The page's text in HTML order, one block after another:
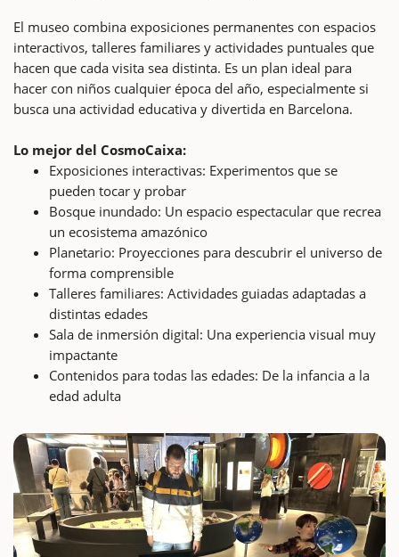
El museo combina exposiciones permanentes con espacios
interactivos, talleres familiares y actividades puntuales que
hacen que cada visita sea distinta. Es un plan ideal para
hacer con niños cualquier época del año, especialmente si
busca una actividad educativa y divertida en Barcelona.
Lo mejor del CosmoCaixa:
Exposiciones interactivas: Experimentos que se
pueden tocar y probar
Bosque inundado: Un espacio espectacular que recrea
un ecosistema amazónico
Planetario: Proyecciones para descubrir el universo de
forma comprensible
Talleres familiares: Actividades guiadas adaptadas a
distintas edades
Sala de inmersión digital: Una experiencia visual muy
impactante
Contenidos para todas las edades: De la infancia a la
edad adulta